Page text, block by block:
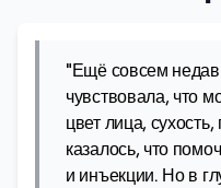
"Ещё совсем
чувствовала, что
цвет лица,
казалось, что
и инъекции. Но в